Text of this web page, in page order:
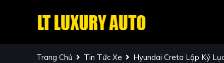
Trang Chủ Tin Tức Xe Hyundai Creta Lập Kỷ